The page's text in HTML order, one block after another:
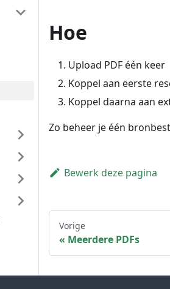
Hoe
Upload PDF één keer
Koppel aan eerste
Koppel daarna aan
Zo beheer je één
Bewerk deze pagina
Vorige
Meerdere PDFs